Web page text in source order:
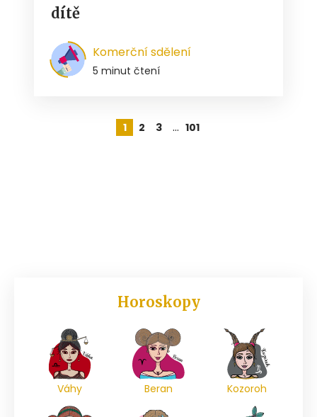
dítě
Komerční sdělení
5 minut čtení
1 2 3 … 101
Horoskopy
Váhy Beran Kozoroh